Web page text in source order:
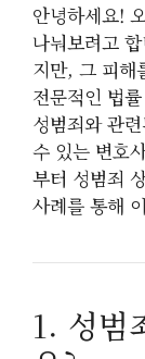
안녕하세요!
나눠보려고
지만, 그 피해
전문적인 법
성범죄와 관
수 있는 변호
부터 성범죄
사례를 통해
1. 성범